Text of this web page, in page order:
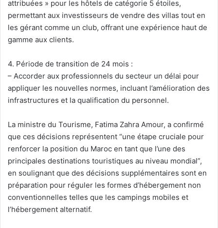
attribuées » pour les hôtels de catégorie 5 étoiles,
permettant aux investisseurs de vendre des villas tout en
les gérant comme un club, offrant une expérience haut de
gamme aux clients.
4. Période de transition de 24 mois :
– Accorder aux professionnels du secteur un délai pour
appliquer les nouvelles normes, incluant l’amélioration des
infrastructures et la qualification du personnel.
La ministre du Tourisme, Fatima Zahra Amour, a confirmé
que ces décisions représentent “une étape cruciale pour
renforcer la position du Maroc en tant que l’une des
principales destinations touristiques au niveau mondial”,
en soulignant que des décisions supplémentaires sont en
préparation pour réguler les formes d’hébergement non
conventionnelles telles que les campings mobiles et
l’hébergement alternatif.